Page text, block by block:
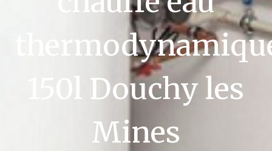
150l Douchy les
Mines